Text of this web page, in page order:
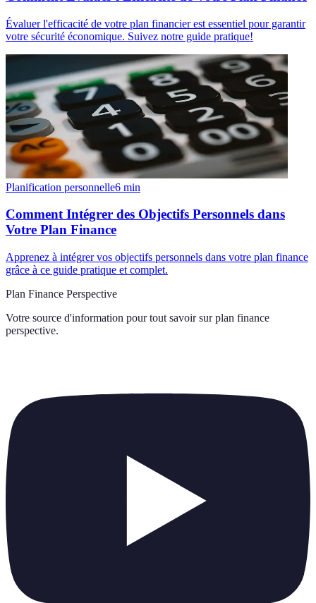
Évaluer l'efficacité de votre plan financier est essentiel pour garantir
votre sécurité économique. Suivez notre guide pratique!
Planification personnelle6 min
Comment Intégrer des Objectifs Personnels dans
Votre Plan Finance
Apprenez à intégrer vos objectifs personnels dans votre plan finance
grâce à ce guide pratique et complet.
Plan Finance Perspective
Votre source d'information pour tout savoir sur plan finance
perspective.